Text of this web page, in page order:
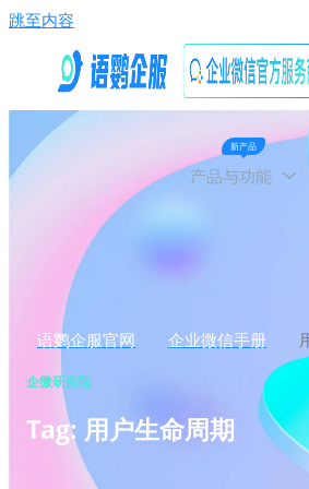
跳至内容
新产品
产品与功能
语鹦企服官网 企业微信手册
企微研究院
Tag: 用户生命周期